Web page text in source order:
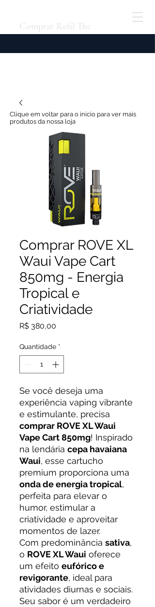
Comprar Refil Thc
Comprar ROVE XL
Waui Vape Cart
850mg - Energia
Tropical e
Criatividade
R$ 380,00
Quantidade *
Se você deseja uma
experiência vaping vibrante
e estimulante, precisa
comprar ROVE XL Waui
Vape Cart 850mg! Inspirado
na lendária cepa havaiana
Waui, esse cartucho
premium proporciona uma
onda de energia tropical,
perfeita para elevar o
humor, estimular a
criatividade e aproveitar
momentos de lazer.
Com predominância sativa,
o ROVE XL Waui oferece
um efeito eufórico e
revigorante, ideal para
atividades diurnas e sociais.
Seu sabor é um verdadeiro
Clique em voltar para o início para ver mais
produtos da nossa loja